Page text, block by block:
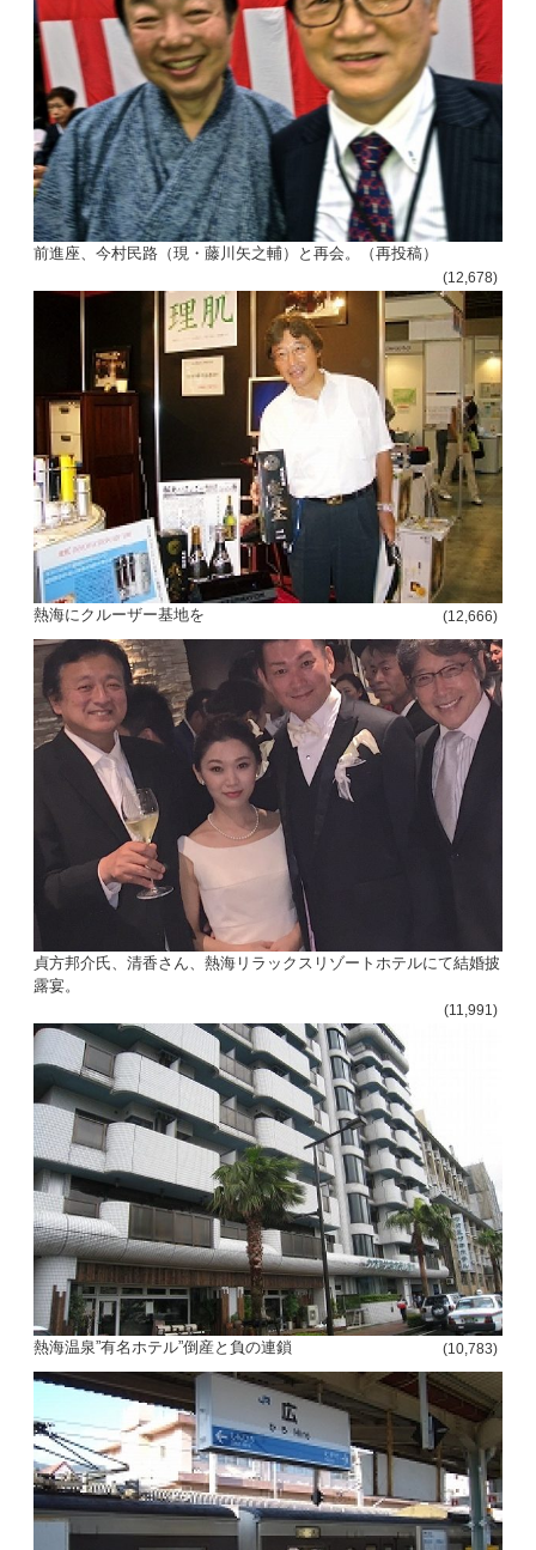
前進座、今村民路（現・藤川矢之輔）と再会。（再投稿）
(12,678)
熱海にクルーザー基地を (12,666)
貞方邦介氏、清香さん、熱海リラックスリゾートホテルにて結婚披
露宴。
(11,991)
熱海温泉”有名ホテル”倒産と負の連鎖 (10,783)